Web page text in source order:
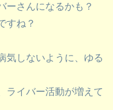
ーさんになるかも？
すね？
気しないように、ゆる
ライバー活動が増えて